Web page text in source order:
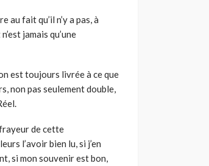
au fait qu’il n’y a pas, à
jamais qu’une
est toujours livrée à ce que
non pas seulement double,
de cette
l’avoir bien lu, si j’en
si mon souvenir est bon,